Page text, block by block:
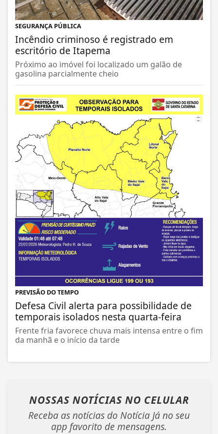
SEGURANÇA PÚBLICA
Incêndio criminoso é registrado em
escritório de Itapema
Próximo ao imóvel foi localizado um galão de
gasolina parcialmente cheio
PREVISÃO DO TEMPO
Defesa Civil alerta para possibilidade de
temporais isolados nesta quarta-feira
Frente fria favorece chuva mais intensa entre o fim
da manhã e o início da tarde
NOSSAS NOTÍCIAS NO CELULAR
Receba as notícias do Notícia Já no seu
app favorito de mensagens.